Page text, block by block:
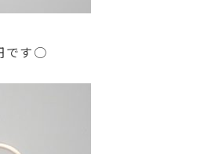
です○